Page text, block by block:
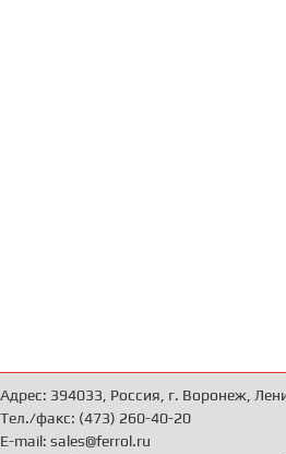
Адрес: 394033, Россия, г. Воронеж,
Тел./факс: (473) 260-40-20
E-mail: sales@ferrol.ru